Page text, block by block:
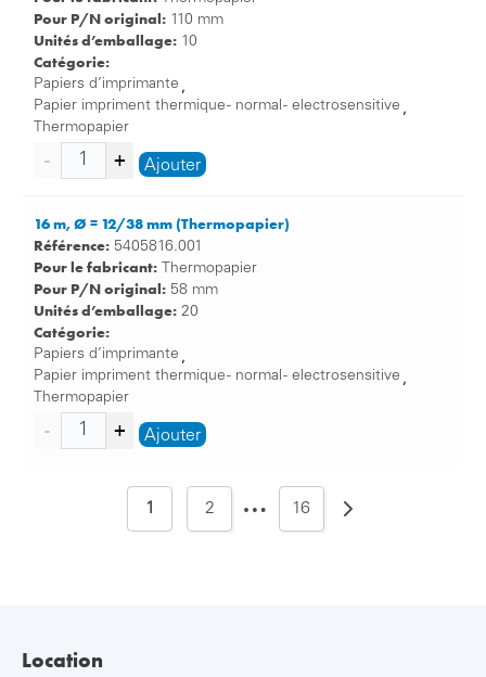
Pour P/N original: 110 mm
Unités d’emballage: 10
Catégorie:
Papiers d’imprimante ,
Papier impriment thermique - normal - electrosensitive ,
Thermopapier
Ajouter
16 m, Ø = 12/38 mm (Thermopapier)
Référence: 5405816.001
Pour le fabricant: Thermopapier
Pour P/N original: 58 mm
Unités d’emballage: 20
Catégorie:
Papiers d’imprimante ,
Papier impriment thermique - normal - electrosensitive ,
Thermopapier
Ajouter
1 2 … 16
Location